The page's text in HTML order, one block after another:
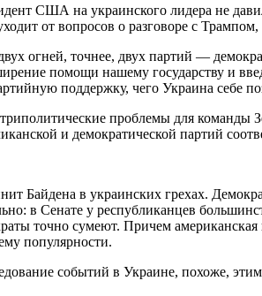
США на украинского лидера не
от вопросов о разговоре с
огней, точнее, двух партий —
помощи нашему государству и
поддержку, чего Украина себе
проблемы для команды
и демократической партий
Байдена в украинских грехах.
в Сенате у республиканцев
точно сумеют. Причем
популярности.
событий в Украине, похоже,